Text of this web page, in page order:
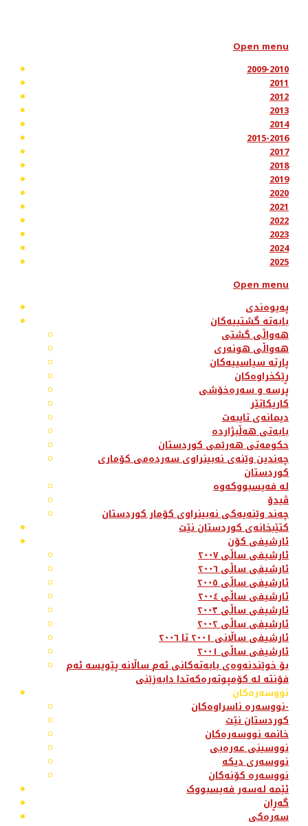
Open menu
2009-2010
2011
2012
2013
2014
2015-2016
2017
2018
2019
2020
2021
2022
2023
2024
2025
Open menu
پەیوەندی
بابەتە گشتییەکان
هەواڵی گشتی
هەواڵی هونەری
پارتە سیاسییەکان
ڕێکخراوەکان
پرسە و سەرەخۆشی
کاریکاتێر
دیمانەی تایبەت
بابەتی هەڵبژاردە
حکومەتی هەرێمی کوردستان
چەندین وێنەی نەبینراوی سەردەمی کۆماری
کوردستان
لە فەیسبووکەوە
ڤیدۆ
چەند وێنەیەکی نەبینراوی کۆمار کوردستان
کتێبخانەی کوردستان نێت
ئارشیفی کۆن
ئارشیفی ساڵی ٢٠٠٧
ئارشیفی ساڵی ٢٠٠٦
ئارشیفی ساڵی ٢٠٠٥
ئارشیفی ساڵی ٢٠٠٤
ئارشیفی ساڵی ٢٠٠٣
ئارشیفی ساڵی ٢٠٠٢
ئارشیفی ساڵانی ٢٠٠١ تا ٢٠٠٦
ئارشیفی ساڵی ٢٠٠١
بۆ خوێندنەوەی بابەتەکانی ئەم ساڵانە پێویسە ئەم
فۆنتە لە کۆمپوتەرەکەتدا دابەزێنی
نووسەرەکان
نووسەرە ناسراوەکان-
کوردستان نێت
خانمە نووسەرەکان
نووسینی عەرەبی
نووسەری دیکە
نووسەرە کۆنەکان
ئێمە لەسەر فەیسبووک
گەڕان
سەرەکی